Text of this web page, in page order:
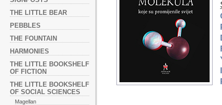
THE LITTLE BEAR
PEBBLES
THE FOUNTAIN
HARMONIES
THE LITTLE BOOKSHELF
OF FICTION
THE LITTLE BOOKSHELF
OF SOCIAL SCIENCES
Magellan